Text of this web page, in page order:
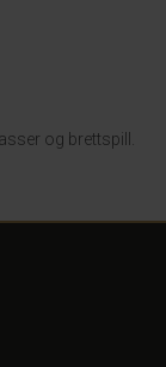
og brettspill.